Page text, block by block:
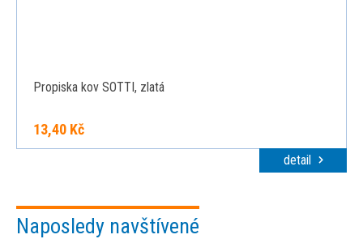
Propiska kov SOTTI, zlatá
13,40 Kč
detail
Naposledy navštívené